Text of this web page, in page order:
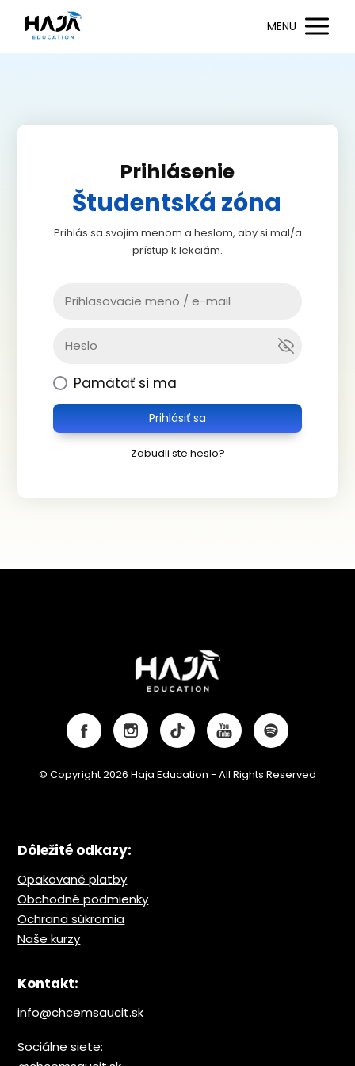
MENU
Prihlásenie
Študentská zóna
Prihlás sa svojim menom a heslom, aby si mal/a
prístup k lekciám.
Pamätať si ma
Prihlásiť sa
Zabudli ste heslo?
© Copyright 2026 Haja Education - All Rights Reserved
Dôležité odkazy:
Opakované platby
Obchodné podmienky
Ochrana súkromia
Naše kurzy
Kontakt:
info@chcemsaucit.sk
Sociálne siete: